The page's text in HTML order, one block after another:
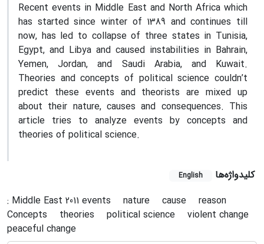
Recent events in Middle East and North Africa which
has started since winter of 1389 and continues till
now, has led to collapse of three states in Tunisia,
Egypt, and Libya and caused instabilities in Bahrain,
Yemen, Jordan, and Saudi Arabia, and Kuwait.
Theories and concepts of political science couldn’t
predict these events and theorists are mixed up
about their nature, causes and consequences. This
article tries to analyze events by concepts and
theories of political science.
کلیدواژه‌ها English
: Middle East 2011 events nature cause
reason
Concepts
theories political science
violent change
peaceful change